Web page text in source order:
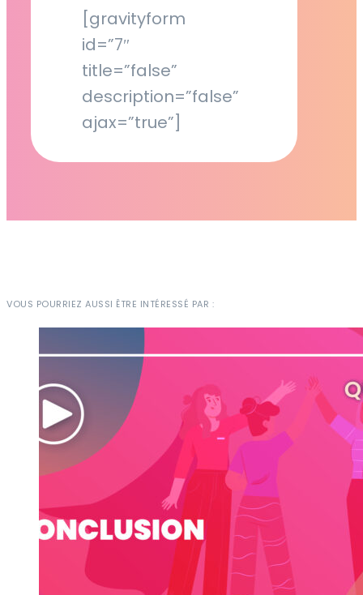
[gravityform
id=”7″
title=”false”
description=”false”
ajax=”true”]
VOUS POURRIEZ AUSSI ÊTRE INTÉRESSÉ PAR :